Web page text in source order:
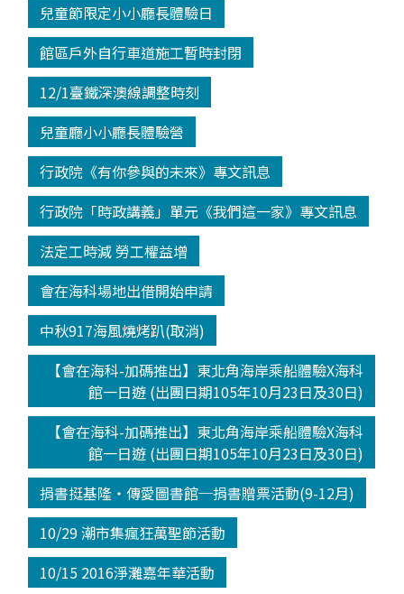
兒童節限定小小廳長體驗日
館區戶外自行車道施工暫時封閉
12/1臺鐵深澳線調整時刻
兒童廳小小廳長體驗營
行政院《有你參與的未來》專文訊息
行政院「時政講義」單元《我們這一家》專文訊息
法定工時減 勞工權益增
會在海科場地出借開始申請
中秋917海風燒烤趴(取消)
【會在海科-加碼推出】東北角海岸乘船體驗X海科
館一日遊 (出團日期105年10月23日及30日)
【會在海科-加碼推出】東北角海岸乘船體驗X海科
館一日遊 (出團日期105年10月23日及30日)
捐書挺基隆‧傳愛圖書館─捐書贈票活動(9-12月)
10/29 潮市集瘋狂萬聖節活動
10/15 2016淨灘嘉年華活動